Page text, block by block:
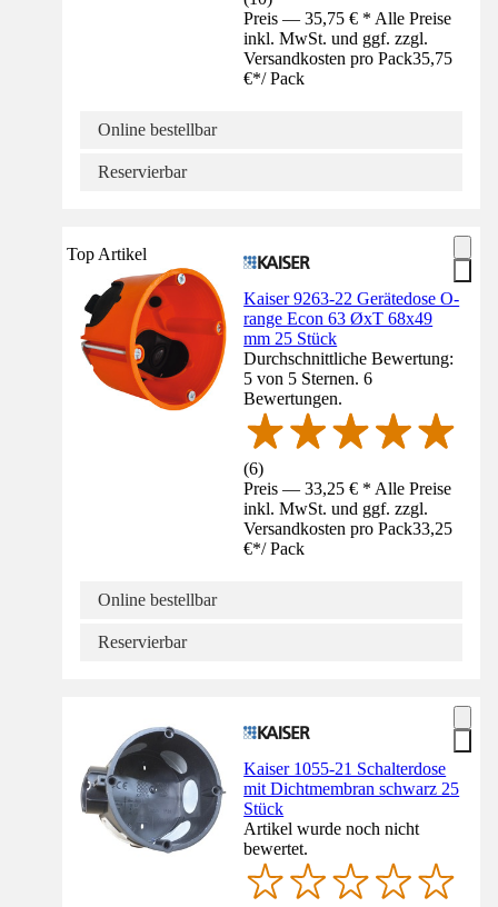
Preis — 35,75 € * Alle Preise
inkl. MwSt. und ggf. zzgl.
Versandkosten pro Pack35,75
€*/ Pack
Online bestellbar
Reservierbar
Top Artikel
Kaiser 9263-22 Gerätedose O-
range Econ 63 ØxT 68x49
mm 25 Stück
Durchschnittliche Bewertung:
5 von 5 Sternen. 6
Bewertungen.
(6)
Preis — 33,25 € * Alle Preise
inkl. MwSt. und ggf. zzgl.
Versandkosten pro Pack33,25
€*/ Pack
Online bestellbar
Reservierbar
Kaiser 1055-21 Schalterdose
mit Dichtmembran schwarz 25
Stück
Artikel wurde noch nicht
bewertet.